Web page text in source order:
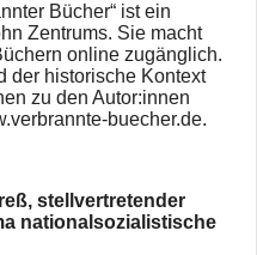
Bücher“ ist ein
Zentrums. Sie macht
online zugänglich.
der historische Kontext
zu den Autor:innen
buecher.de.
stellvertretender
nationalsozialistische